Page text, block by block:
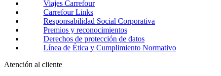
Viajes Carrefour
Carrefour Links
Responsabilidad Social Corporativa
Premios y reconocimientos
Derechos de protección de datos
Línea de Ética y Cumplimiento Normativo
Atención al cliente